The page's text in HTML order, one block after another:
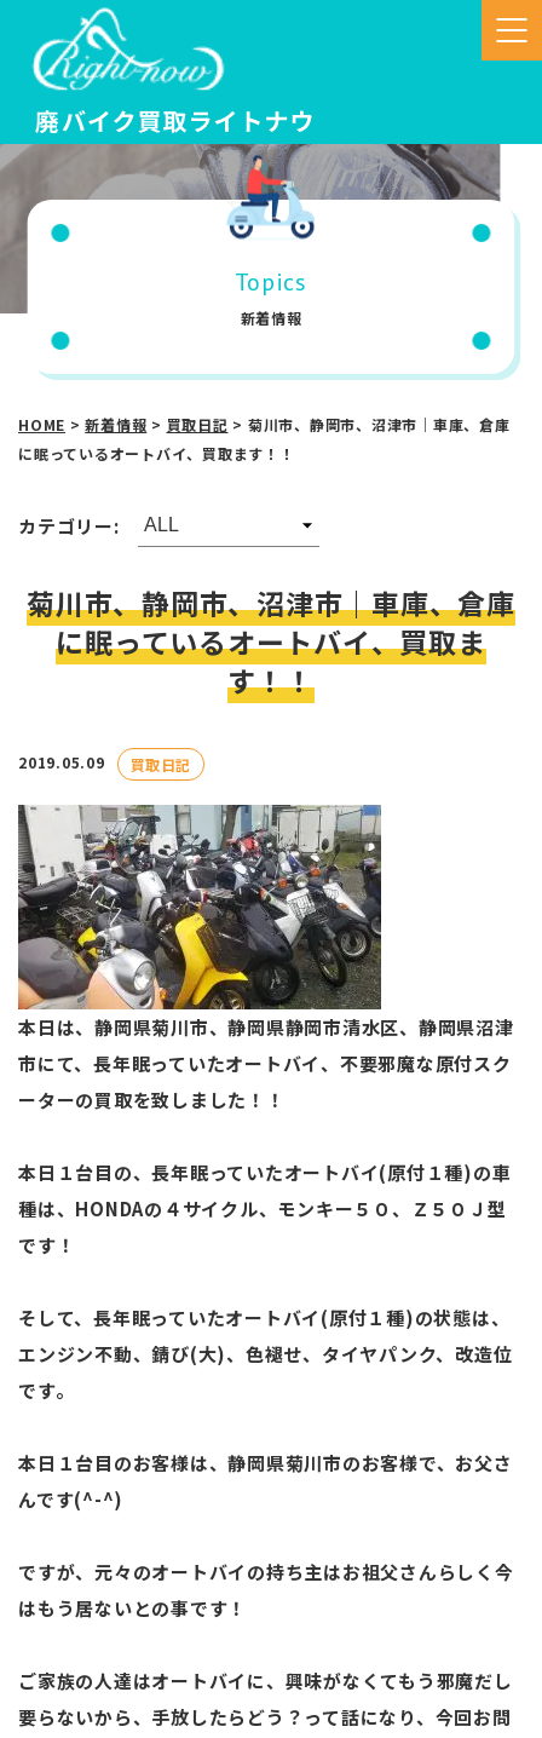
Topics
新着情報
HOME >新着情報 > 買取日記 > 菊川市、静岡市、沼津市｜車庫、倉庫
に眠っているオートバイ、買取ます！！
カテゴリー:
菊川市、静岡市、沼津市｜車庫、倉庫
に眠っているオートバイ、買取ま
す！！
2019.05.09 買取日記
本日は、静岡県菊川市、静岡県静岡市清水区、静岡県沼津
市にて、長年眠っていたオートバイ、不要邪魔な原付スク
ーターの買取を致しました！！
本日１台目の、長年眠っていたオートバイ(原付１種)の車
種は、HONDAの４サイクル、モンキー５０、Ｚ５０Ｊ型
です！
そして、長年眠っていたオートバイ(原付１種)の状態は、
エンジン不動、錆び(大)、色褪せ、タイヤパンク、改造位
です。
本日１台目のお客様は、静岡県菊川市のお客様で、お父さ
んです(^-^)
ですが、元々のオートバイの持ち主はお祖父さんらしく今
はもう居ないとの事です！
ご家族の人達はオートバイに、興味がなくてもう邪魔だし
要らないから、手放したらどう？って話になり、今回お問